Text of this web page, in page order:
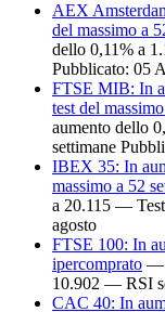
AEX
del massimo a
dello 0,11% a
Pubblicato: 05
FTSE MIB: In
test del
aumento dello
settimane
IBEX 35: In
massimo a 52
a 20.115 —
agosto
FTSE 100: In
ipercomprato —
10.902 — RSI
CAC 40: In